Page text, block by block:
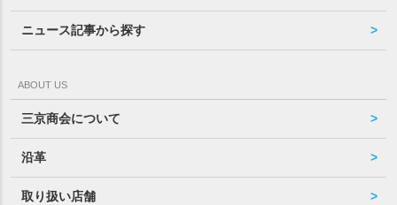
ニュース記事から探す
ABOUT US
三京商会について
沿革
取り扱い店舗